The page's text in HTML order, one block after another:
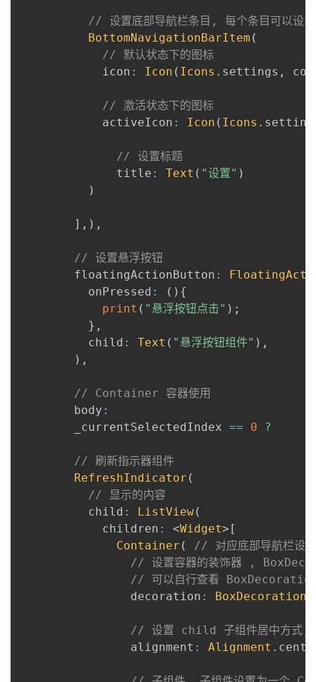
// 设置底部导航栏条目, 每个条目可以设置
BottomNavigationBarItem (
// 默认状态下的图标
            icon
: Icon ( Icons . settings ,
// 激活状态下的图标
            activeIcon
: Icon ( Icons .
// 设置标题
              title
: Text ( "设置" )
)
] , ) ,
// 设置悬浮按钮
        floatingActionButton
:
          onPressed
: ( ) {
print ( "悬浮按钮点击" ) ;
} ,
          child
: Text ( "悬浮按钮组件" ) ,
) ,
// Container 容器使用
        body
:
        _currentSelectedIndex
== 0 ?
// 刷新指示器组件
RefreshIndicator (
// 显示的内容
          child
: ListView(
            children
: <Widget> [
Container (
// 对应底部导航栏设
// 设置容器的装饰器 ,
// 可以自行查看 BoxDecoration
                decoration
: BoxDecoration
// 设置 child 子组件居中方式,
                alignment
: Alignment .